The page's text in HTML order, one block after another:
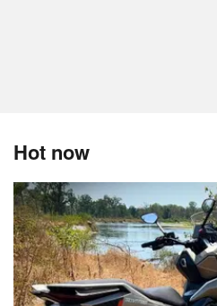
Hot now